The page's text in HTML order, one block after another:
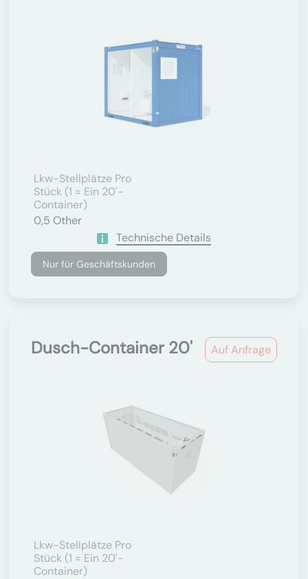
Lkw-Stellplätze Pro
Stück (1 = Ein 20'-
Container)
0,5 Other
Technische Details
Nur für Geschäftskunden
Auf Anfrage
Dusch-Container 20'
Lkw-Stellplätze Pro
Stück (1 = Ein 20'-
Container)